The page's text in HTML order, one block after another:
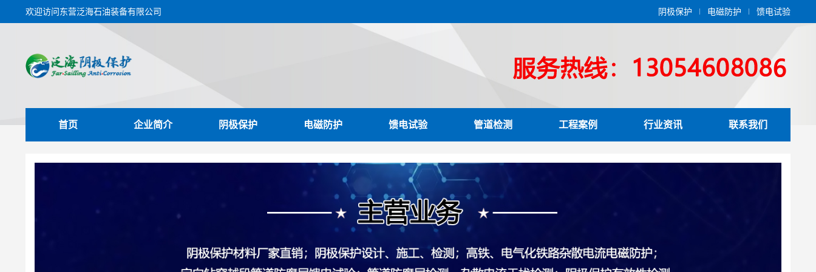
欢迎访问东营泛海石油装备有限公司 阴极保护 电磁防护 馈电试验
首页 企业简介 阴极保护 电磁防护 馈电试验 管道检测 工程案例 行业资讯 联系我们